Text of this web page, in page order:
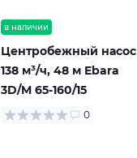
в наличии
Центробежный насос
138 м³/ч, 48 м Ebara
3D/M 65-160/15
0